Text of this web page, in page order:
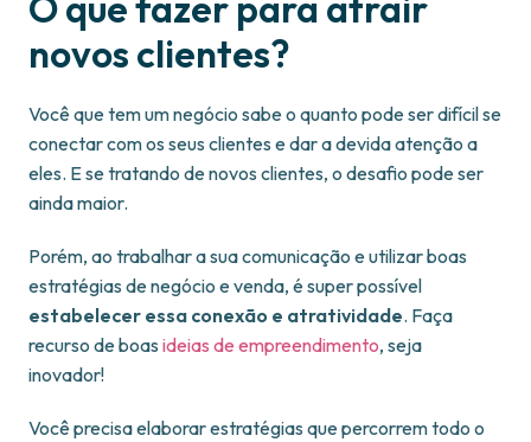
novos clientes?
Você que tem um negócio sabe o quanto pode ser difícil se
conectar com os seus clientes e dar a devida atenção a
eles. E se tratando de novos clientes, o desafio pode ser
ainda maior.
Porém, ao trabalhar a sua comunicação e utilizar boas
estratégias de negócio e venda, é super possível
estabelecer essa conexão e atratividade. Faça
recurso de boas ideias de empreendimento, seja
inovador!
Você precisa elaborar estratégias que percorrem todo o